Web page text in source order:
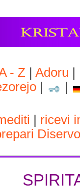
- Z |Adoru
ricevi